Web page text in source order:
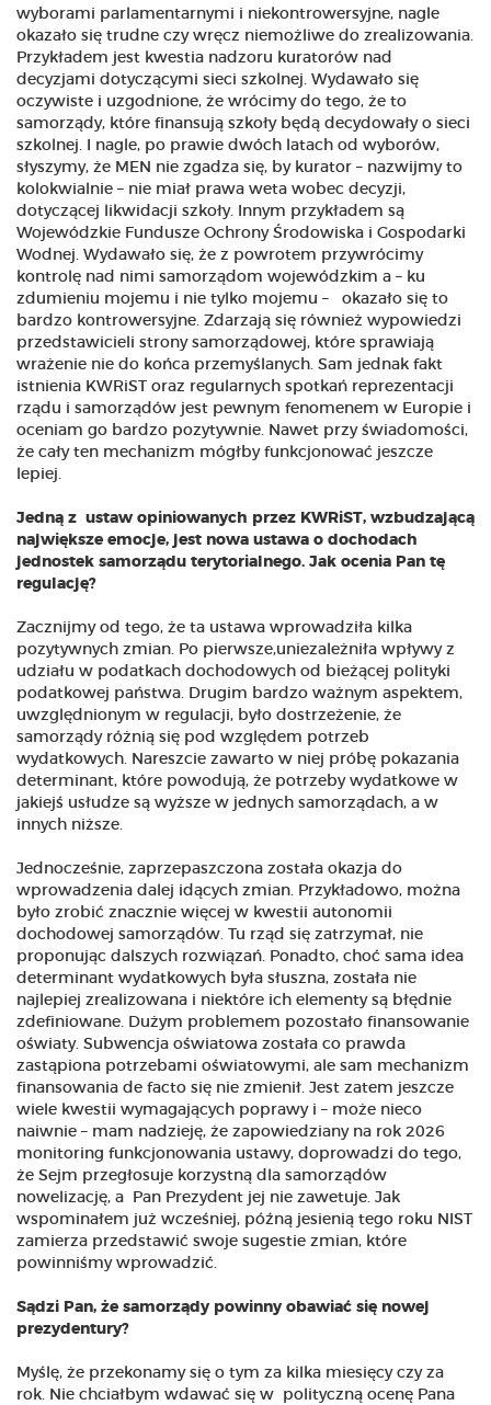
wyborami parlamentarnymi i niekontrowersyjne, nagle
okazało się trudne czy wręcz niemożliwe do zrealizowania.
Przykładem jest kwestia nadzoru kuratorów nad
decyzjami dotyczącymi sieci szkolnej. Wydawało się
oczywiste i uzgodnione, że wrócimy do tego, że to
samorządy, które finansują szkoły będą decydowały o sieci
szkolnej. I nagle, po prawie dwóch latach od wyborów,
słyszymy, że MEN nie zgadza się, by kurator – nazwijmy to
kolokwialnie – nie miał prawa weta wobec decyzji,
dotyczącej likwidacji szkoły. Innym przykładem są
Wojewódzkie Fundusze Ochrony Środowiska i Gospodarki
Wodnej. Wydawało się, że z powrotem przywrócimy
kontrolę nad nimi samorządom wojewódzkim a – ku
zdumieniu mojemu i nie tylko mojemu – okazało się to
bardzo kontrowersyjne. Zdarzają się również wypowiedzi
przedstawicieli strony samorządowej, które sprawiają
wrażenie nie do końca przemyślanych. Sam jednak fakt
istnienia KWRiST oraz regularnych spotkań reprezentacji
rządu i samorządów jest pewnym fenomenem w Europie i
oceniam go bardzo pozytywnie. Nawet przy świadomości,
że cały ten mechanizm mógłby funkcjonować jeszcze
lepiej.
Jedną z ustaw opiniowanych przez KWRiST, wzbudzającą
największe emocje, jest nowa ustawa o dochodach
jednostek samorządu terytorialnego. Jak ocenia Pan tę
regulację?
Zacznijmy od tego, że ta ustawa wprowadziła kilka
pozytywnych zmian. Po pierwsze,uniezależniła wpływy z
udziału w podatkach dochodowych od bieżącej polityki
podatkowej państwa. Drugim bardzo ważnym aspektem,
uwzględnionym w regulacji, było dostrzeżenie, że
samorządy różnią się pod względem potrzeb
wydatkowych. Nareszcie zawarto w niej próbę pokazania
determinant, które powodują, że potrzeby wydatkowe w
jakiejś usłudze są wyższe w jednych samorządach, a w
innych niższe.
Jednocześnie, zaprzepaszczona została okazja do
wprowadzenia dalej idących zmian. Przykładowo, można
było zrobić znacznie więcej w kwestii autonomii
dochodowej samorządów. Tu rząd się zatrzymał, nie
proponując dalszych rozwiązań. Ponadto, choć sama idea
determinant wydatkowych była słuszna, została nie
najlepiej zrealizowana i niektóre ich elementy są błędnie
zdefiniowane. Dużym problemem pozostało finansowanie
oświaty. Subwencja oświatowa została co prawda
zastąpiona potrzebami oświatowymi, ale sam mechanizm
finansowania de facto się nie zmienił. Jest zatem jeszcze
wiele kwestii wymagających poprawy i – może nieco
naiwnie – mam nadzieję, że zapowiedziany na rok 2026
monitoring funkcjonowania ustawy, doprowadzi do tego,
że Sejm przegłosuje korzystną dla samorządów
nowelizację, a Pan Prezydent jej nie zawetuje. Jak
wspominałem już wcześniej, późną jesienią tego roku NIST
zamierza przedstawić swoje sugestie zmian, które
powinniśmy wprowadzić.
Sądzi Pan, że samorządy powinny obawiać się nowej
prezydentury?
Myślę, że przekonamy się o tym za kilka miesięcy czy za
rok. Nie chciałbym wdawać się w polityczną ocenę Pana